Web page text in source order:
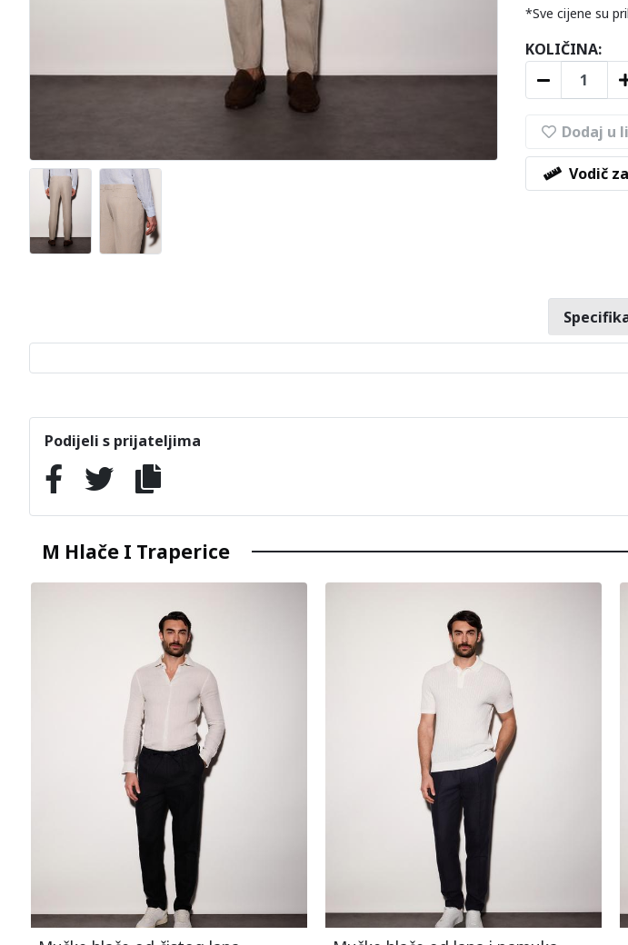
*Sve cijene su
KOLIČINA:
Dodaj u
Vodič
Podijeli s prijateljima
M Hlače I Traperice